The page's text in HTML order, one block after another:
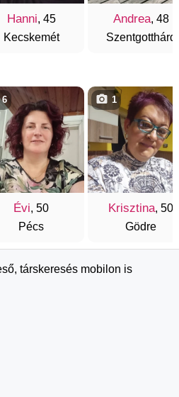
Hanni, 45
Kecskemét
Andrea, 48
Szentgotthárd
Évi, 50
Pécs
6
Krisztina, 50
Gödre
1
társkeresés mobilon is